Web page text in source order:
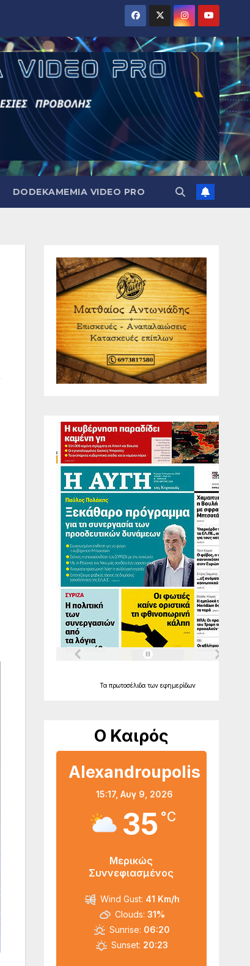
DODEKAMEMIA VIDEO PRO
Τα πρωτοσέλιδα των εφημερίδων
Ο Καιρός
Alexandroupolis
15:17, Αυγ 9, 2026
35 °C
Μερικώς
Συννεφιασμένος
Wind Gust: 41 Km/h
Clouds: 31%
Sunrise: 06:20
Sunset: 20:23